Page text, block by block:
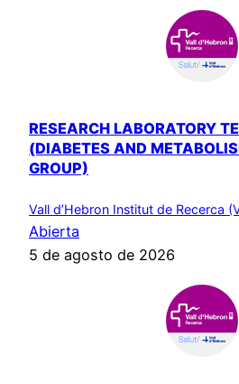
RESEARCH LABORATORY
(DIABETES AND
GROUP)
Vall d’Hebron Institut de Recerca
Abierta
5 de agosto de 2026